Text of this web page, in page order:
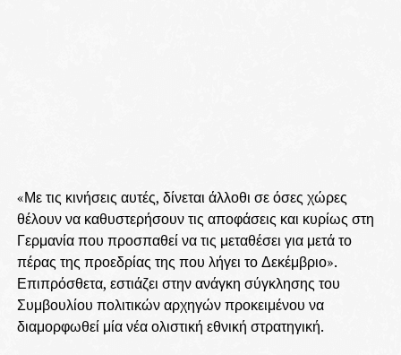
«Με τις κινήσεις αυτές, δίνεται άλλοθι σε όσες χώρες
θέλουν να καθυστερήσουν τις αποφάσεις και κυρίως στη
Γερμανία που προσπαθεί να τις μεταθέσει για μετά το
πέρας της προεδρίας της που λήγει το Δεκέμβριο».
Επιπρόσθετα, εστιάζει στην ανάγκη σύγκλησης του
Συμβουλίου πολιτικών αρχηγών προκειμένου να
διαμορφωθεί μία νέα ολιστική εθνική στρατηγική.